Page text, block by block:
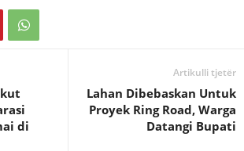
di
Artikulli tjetër
Lahan Dibebaskan Untuk
Proyek Ring Road, Warga
Datangi Bupati